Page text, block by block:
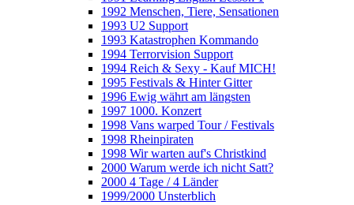
1992 Menschen, Tiere, Sensationen
1993 U2 Support
1993 Katastrophen Kommando
1994 Terrorvision Support
1994 Reich & Sexy - Kauf MICH!
1995 Festivals & Hinter Gitter
1996 Ewig währt am längsten
1997 1000. Konzert
1998 Vans warped Tour / Festivals
1998 Rheinpiraten
1998 Wir warten auf's Christkind
2000 Warum werde ich nicht Satt?
2000 4 Tage / 4 Länder
1999/2000 Unsterblich